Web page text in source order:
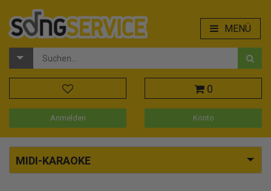
MENÜ
0
Anmelden Konto
MIDI-KARAOKE